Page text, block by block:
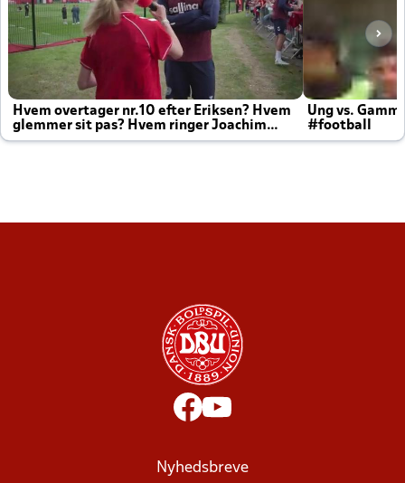
Hvem overtager nr.10 efter Eriksen? Hvem
glemmer sit pas? Hvem ringer Joachim
altid til efter kampe?
Ung vs.
#football
Nyhedsbreve